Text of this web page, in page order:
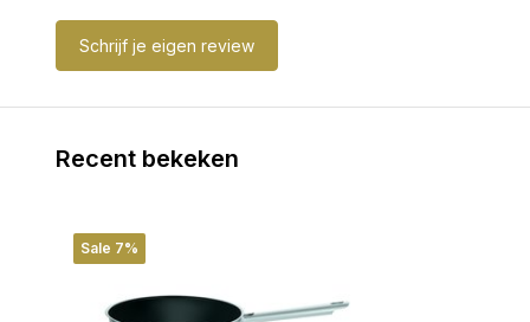
Schrijf je eigen review
Recent bekeken
Sale 7%